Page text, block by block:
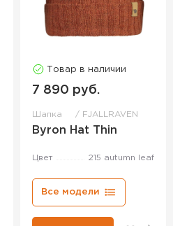
Товар в наличии
7 890 руб.
Шапка FJALLRAVEN
Byron Hat Thin
Цвет 215 autumn leaf
Все модели